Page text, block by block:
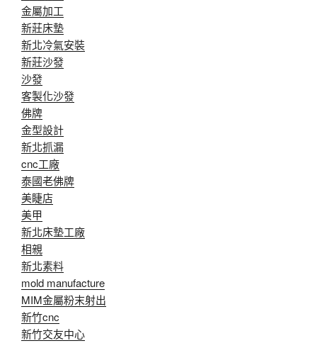
金屬加工
新莊床墊
新北冷氣安裝
新莊沙發
沙發
客製化沙發
佛牌
金型設計
新北抓漏
cnc工廠
泰國老佛牌
美睫店
美甲
新北床墊工廠
相親
新北素料
mold manufacture
MIM金屬粉末射出
新竹cnc
新竹交友中心